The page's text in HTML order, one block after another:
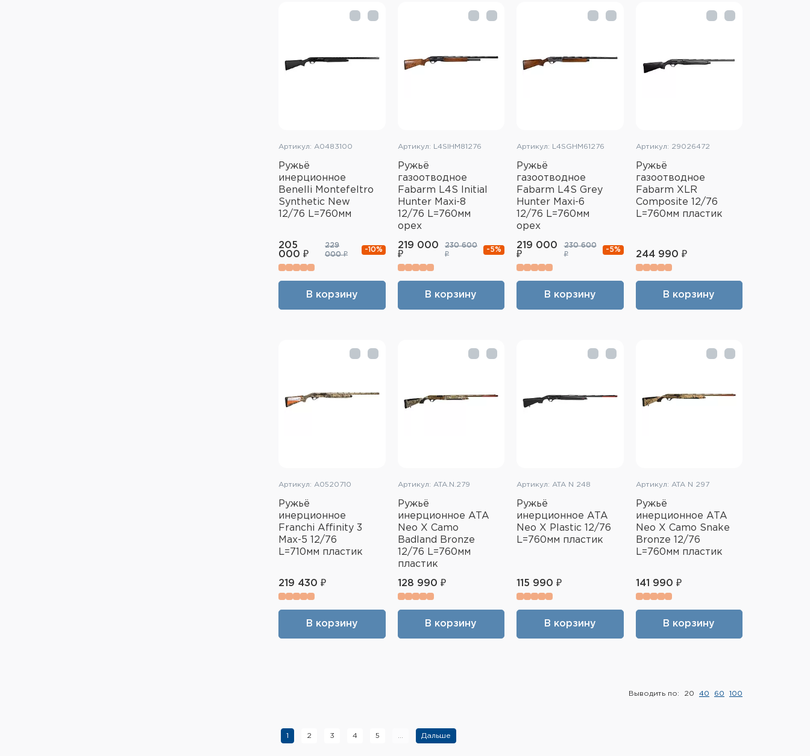
Артикул: A0483100
Ружьё
инерционное
Benelli Montefeltro
Synthetic New
12/76 L=760мм
205
000 ₽
229
000 ₽
-10%
В корзину
Артикул: L4SIHM81276
Ружьё
газоотводное
Fabarm L4S Initial
Hunter Maxi-8
12/76 L=760мм
орех
219 000
₽
230 600
₽
-5%
В корзину
Артикул: L4SGHM61276
Ружьё
газоотводное
Fabarm L4S Grey
Hunter Maxi-6
12/76 L=760мм
орех
219 000
₽
230 600
₽
-5%
В корзину
Артикул: 29026472
Ружьё
газоотводное
Fabarm XLR
Composite 12/76
L=760мм пластик
244 990 ₽
В корзину
Артикул: A0520710
Ружьё
инерционное
Franchi Affinity 3
Max-5 12/76
L=710мм пластик
219 430 ₽
В корзину
Артикул: ATA.N.279
Ружьё
инерционное ATA
Neo X Camo
Badland Bronze
12/76 L=760мм
пластик
128 990 ₽
В корзину
Артикул: ATA N 248
Ружьё
инерционное ATA
Neo X Plastic 12/76
L=760мм пластик
115 990 ₽
В корзину
Артикул: ATA N 297
Ружьё
инерционное ATA
Neo X Camo Snake
Bronze 12/76
L=760мм пластик
141 990 ₽
В корзину
Выводить по: 20 40 60 100
1 2 3 4 5 Дальше